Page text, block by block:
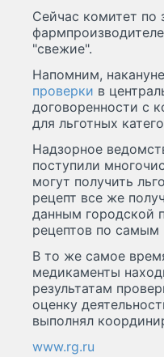
Сейчас комитет по
"свежие".
Напомним,
проверки в
договоренности с
для льготных
Надзорное
поступили
могут получить
рецепт все же
данным городской
рецептов по самым
В то же самое
медикаменты
результатам
оценку
выполнял
www.rg.ru